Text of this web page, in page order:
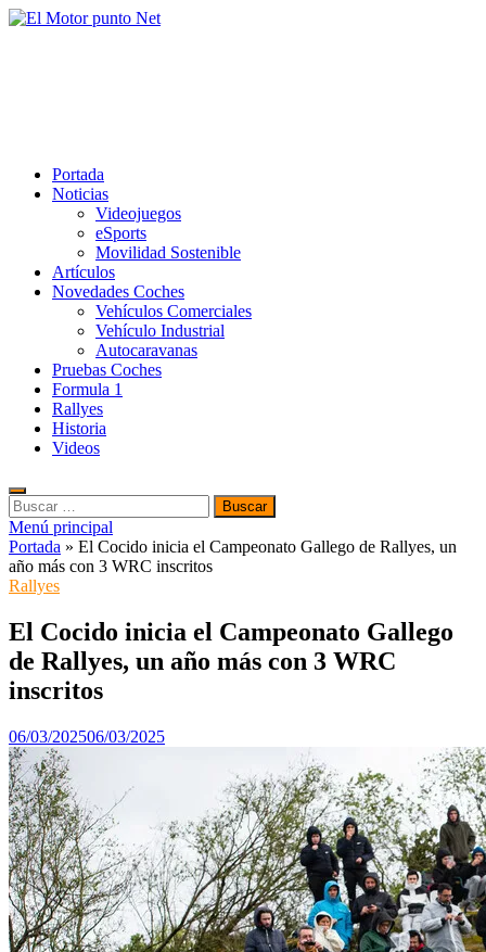
Saltar
Portada
Noticias
Videojuegos
eSports
Movilidad Sostenible
Artículos
Novedades Coches
Vehículos Comerciales
Vehículo Industrial
Autocaravanas
Pruebas Coches
Formula 1
Rallyes
Historia
Videos
Buscar:
Menú principal
Portada » El Cocido inicia el Campeonato Gallego de Rallyes, un
año más con 3 WRC inscritos
Rallyes
El Cocido inicia el Campeonato Gallego
de Rallyes, un año más con 3 WRC
inscritos
06/03/202506/03/2025